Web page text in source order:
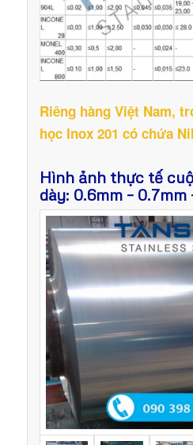
Riêng hàng Việt Nam,
học Inox 201 có chứa
Hình ảnh thực tế
dày: 0.6mm – 0.7mm